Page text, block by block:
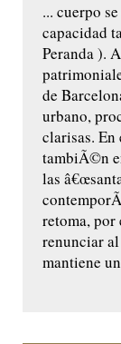
... cuerpo
capacidad
Peranda ).
de
urbano,
clarisas.
tambiÃ©n
las
retoma,
renunciar
mantiene